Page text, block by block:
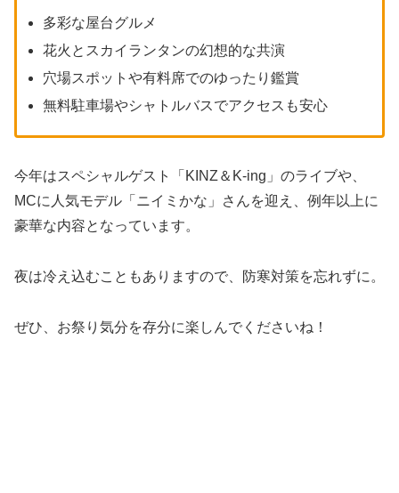
多彩な屋台グルメ
花火とスカイランタンの幻想的な共演
穴場スポットや有料席でのゆったり鑑賞
無料駐車場やシャトルバスでアクセスも安心
今年はスペシャルゲスト「KINZ＆K-ing」のライブや、
MCに人気モデル「ニイミかな」さんを迎え、例年以上に
豪華な内容となっています。
夜は冷え込むこともありますので、防寒対策を忘れずに。
ぜひ、お祭り気分を存分に楽しんでくださいね！